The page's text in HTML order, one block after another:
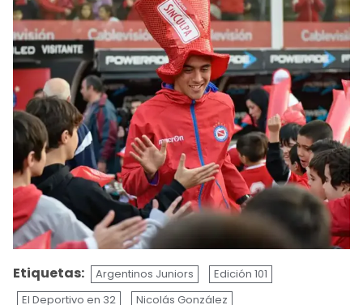
Etiquetas: Argentinos Juniors
Edición 101
El Deportivo en 32
Nicolás González